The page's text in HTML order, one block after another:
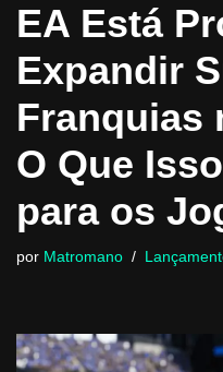
EA Está
Expandir
Franquias
O Que
para os
por Matromano